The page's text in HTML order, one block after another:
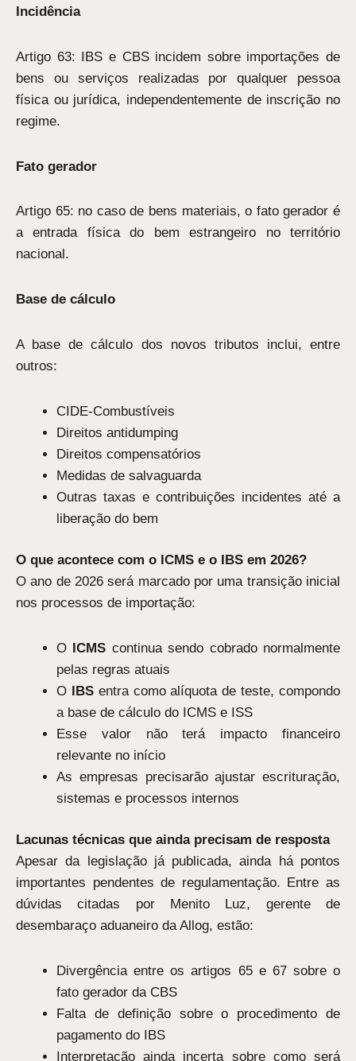
Incidência
Artigo 63: IBS e CBS incidem sobre importações de
bens ou serviços realizadas por qualquer pessoa
física ou jurídica, independentemente de inscrição no
regime.
Fato gerador
Artigo 65: no caso de bens materiais, o fato gerador é
a entrada física do bem estrangeiro no território
nacional.
Base de cálculo
A base de cálculo dos novos tributos inclui, entre
outros:
CIDE-Combustíveis
Direitos antidumping
Direitos compensatórios
Medidas de salvaguarda
Outras taxas e contribuições incidentes até a
liberação do bem
O que acontece com o ICMS e o IBS em 2026?
O ano de 2026 será marcado por uma transição inicial
nos processos de importação:
O ICMS continua sendo cobrado normalmente
pelas regras atuais
O IBSentra como alíquota de teste, compondo
a base de cálculo do ICMS e ISS
Esse valor não terá impacto financeiro
relevante no início
As empresas precisarão ajustar escrituração,
sistemas e processos internos
Lacunas técnicas que ainda precisam de resposta
Apesar da legislação já publicada, ainda há pontos
importantes pendentes de regulamentação. Entre as
dúvidas citadas por Menito Luz, gerente de
desembaraço aduaneiro da Allog, estão:
Divergência entre os artigos 65 e 67 sobre o
fato gerador da CBS
Falta de definição sobre o procedimento de
pagamento do IBS
Interpretação ainda incerta sobre como será